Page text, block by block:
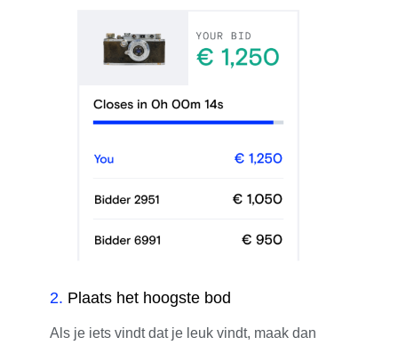
2. Plaats het hoogste bod
Als je iets vindt dat je leuk vindt, maak dan